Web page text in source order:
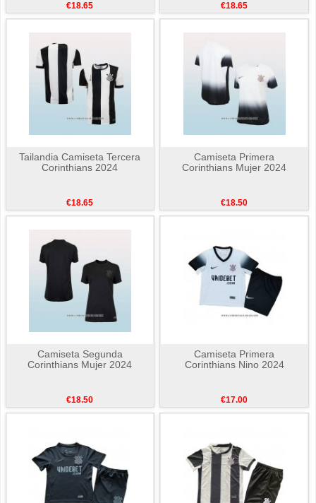
€18.65 €18.65
Tailandia Camiseta Tercera
Corinthians 2024
€18.65
Camiseta Primera
Corinthians Mujer 2024
€18.50
Camiseta Segunda
Corinthians Mujer 2024
€18.50
Camiseta Primera
Corinthians Nino 2024
€17.00